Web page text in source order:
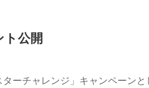
ト公開
ターチャレンジ」キャンペーン